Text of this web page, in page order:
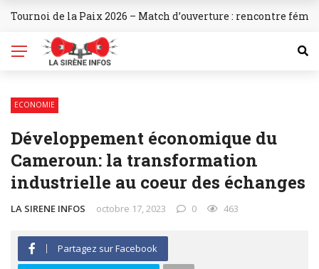
BREAKING NEWS
Tournoi de la Paix 2026 – Match d’ouverture : rencontre
ECONOMIE
Développement économique du
Cameroun: la transformation
industrielle au coeur des échanges
LA SIRENE INFOS octobre 17, 2023 0 463
Partagez sur Facebook